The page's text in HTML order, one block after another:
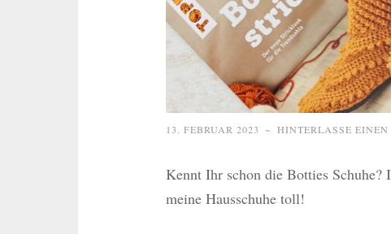
13. FEBRUAR 2023 ~ HINTERLASSE
Kennt Ihr schon die Botties Schuhe?
meine Hausschuhe toll!